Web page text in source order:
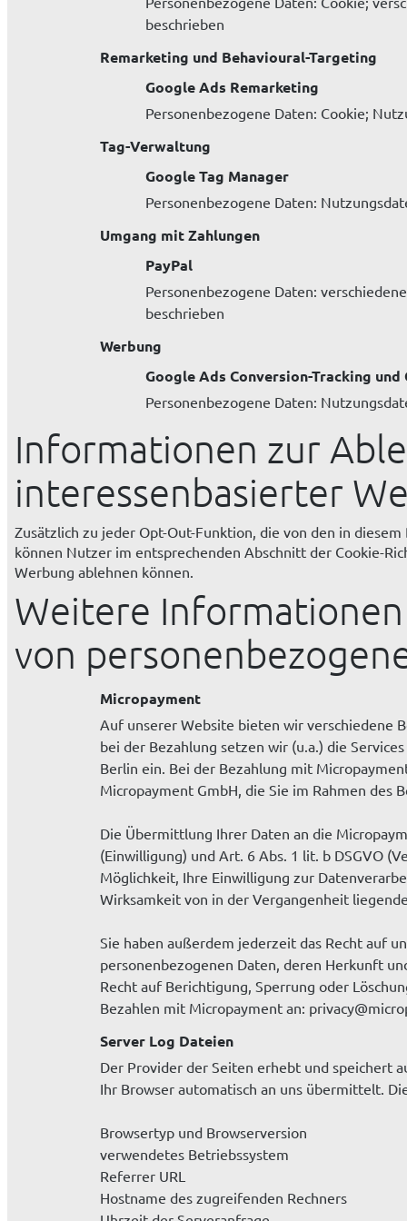
beschrieben
Remarketing und Behavioural-Targeting
Google Ads Remarketing
Personenbezogene Daten: Cookie;
Tag-Verwaltung
Google Tag Manager
Personenbezogene Daten:
Umgang mit Zahlungen
PayPal
Personenbezogene Daten:
beschrieben
Werbung
Google Ads Conversion-Tracking
Personenbezogene Daten:
Informationen zur
interessenbasierter
Zusätzlich zu jeder Opt-Out-Funktion, die von den in
können Nutzer im entsprechenden Abschnitt der Cookie-
Werbung ablehnen können.
Weitere
von
Micropayment
Auf unserer Website bieten wir verschiedene
bei der Bezahlung setzen wir (u.a.) die
Berlin ein. Bei der Bezahlung mit
Micropayment GmbH, die Sie im Rahmen des
Die Übermittlung Ihrer Daten an die
(Einwilligung) und Art. 6 Abs. 1 lit. b DSGVO
Möglichkeit, Ihre Einwilligung zur
Wirksamkeit von in der Vergangenheit
Sie haben außerdem jederzeit das Recht auf
personenbezogenen Daten, deren Herkunft
Recht auf Berichtigung, Sperrung oder
Bezahlen mit Micropayment an:
Server Log Dateien
Der Provider der Seiten erhebt und speichert
Ihr Browser automatisch an uns übermittelt.
Browsertyp und Browserversion
verwendetes Betriebssystem
Referrer URL
Hostname des zugreifenden Rechners